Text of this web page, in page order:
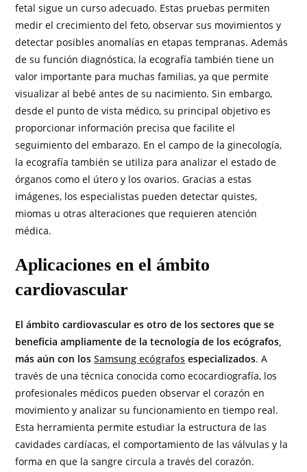
fetal sigue un curso adecuado. Estas pruebas permiten
medir el crecimiento del feto, observar sus movimientos y
detectar posibles anomalías en etapas tempranas. Además
de su función diagnóstica, la ecografía también tiene un
valor importante para muchas familias, ya que permite
visualizar al bebé antes de su nacimiento. Sin embargo,
desde el punto de vista médico, su principal objetivo es
proporcionar información precisa que facilite el
seguimiento del embarazo. En el campo de la ginecología,
la ecografía también se utiliza para analizar el estado de
órganos como el útero y los ovarios. Gracias a estas
imágenes, los especialistas pueden detectar quistes,
miomas u otras alteraciones que requieren atención
médica.
Aplicaciones en el ámbito
cardiovascular
El ámbito cardiovascular es otro de los sectores que se
beneficia ampliamente de la tecnología de los ecógrafos,
más aún con losSamsung ecógrafos especializados. A
través de una técnica conocida como ecocardiografía, los
profesionales médicos pueden observar el corazón en
movimiento y analizar su funcionamiento en tiempo real.
Esta herramienta permite estudiar la estructura de las
cavidades cardíacas, el comportamiento de las válvulas y la
forma en que la sangre circula a través del corazón.